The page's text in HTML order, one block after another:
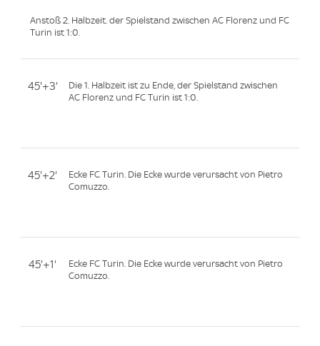
Anstoß 2. Halbzeit. der Spielstand zwischen AC Florenz und FC
Turin ist 1:0.
45'+3'
Die 1. Halbzeit ist zu Ende, der Spielstand zwischen
AC Florenz und FC Turin ist 1:0.
45'+2'
Ecke FC Turin. Die Ecke wurde verursacht von Pietro
Comuzzo.
45'+1'
Ecke FC Turin. Die Ecke wurde verursacht von Pietro
Comuzzo.